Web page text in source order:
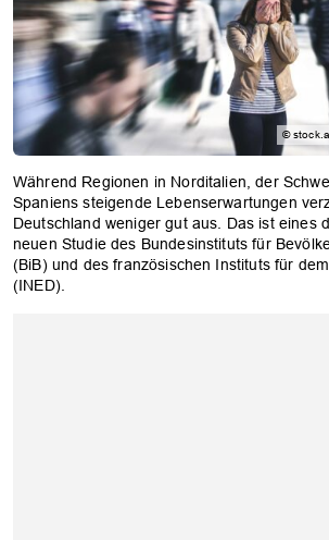
©
Während Regionen in Norditalien, der
Spaniens steigende Lebenserwartungen
Deutschland weniger gut aus. Das ist eines
neuen Studie des Bundesinstituts für
(BiB) und des französischen Instituts für
(INED).